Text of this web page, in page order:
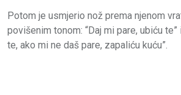
Potom je usmjerio nož prema njenom
povišenim tonom: “Daj mi pare, ubiću te”
te, ako mi ne daš pare, zapaliću kuću”.